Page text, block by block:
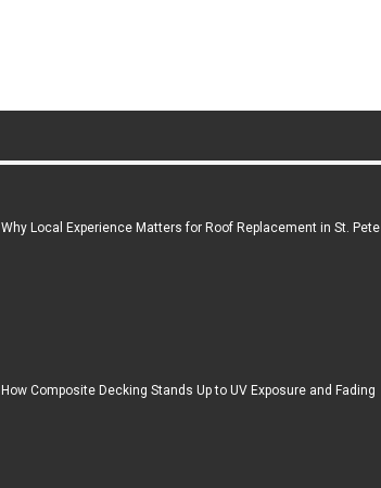
Why Local Experience Matters for Roof Replacement in St. Pete
How Composite Decking Stands Up to UV Exposure and Fading